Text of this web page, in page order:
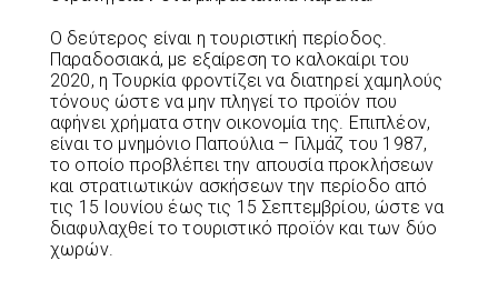
Ο δεύτερος είναι η τουριστική περίοδος.
Παραδοσιακά, με εξαίρεση το καλοκαίρι του
2020, η Τουρκία φροντίζει να διατηρεί χαμηλούς
τόνους ώστε να μην πληγεί το προϊόν που
αφήνει χρήματα στην οικονομία της. Επιπλέον,
είναι το μνημόνιο Παπούλια – Γιλμάζ του 1987,
το οποίο προβλέπει την απουσία προκλήσεων
και στρατιωτικών ασκήσεων την περίοδο από
τις 15 Ιουνίου έως τις 15 Σεπτεμβρίου, ώστε να
διαφυλαχθεί το τουριστικό προϊόν και των δύο
χωρών.